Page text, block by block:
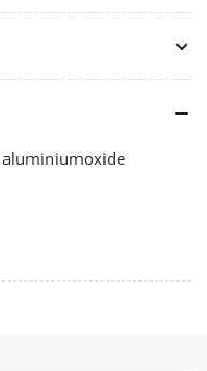
aluminiumoxide